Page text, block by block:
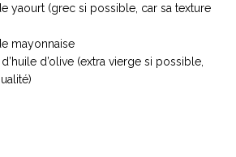
la palette
les
yaourt (grec si possible, car sa texture
mayonnaise
d’olive (extra vierge si possible,